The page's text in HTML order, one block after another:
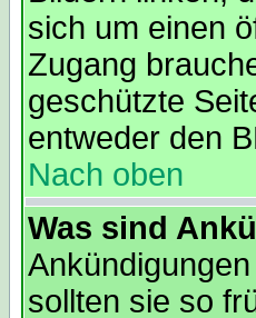
sich um einen
Zugang
geschützte
entweder den
Nach oben
Was sind
sollten sie so